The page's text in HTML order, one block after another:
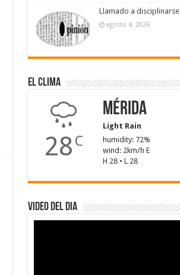
Llamado a disciplinarse
agosto 4, 2026
El Clima
28 C
Mérida
Light Rain
humidity: 72%
wind: 2km/h E
H 28 • L 28
Video del dia